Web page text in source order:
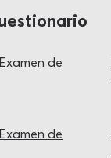
de
de